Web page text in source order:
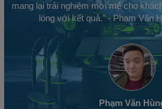
mang lại trải nghiệm mới mẻ cho
lòng với kết quả." - Phạm Văn
Phạm Văn